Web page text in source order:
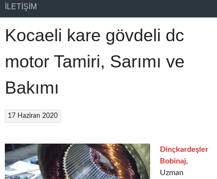
İLETIŞIM
Kocaeli kare gövdeli dc
motor Tamiri, Sarımı ve
Bakımı
17 Haziran 2020
Dinçkardeşler
Bobinaj,
Uzman